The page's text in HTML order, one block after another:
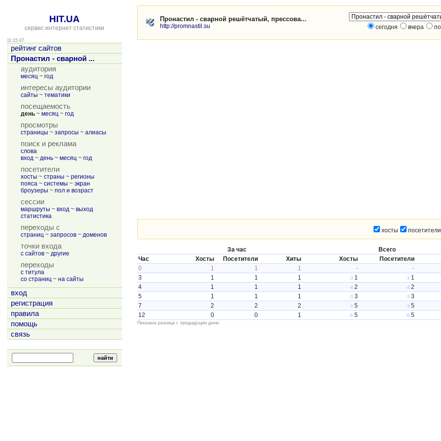
HIT.UA
сервис интернет статистики
11:15:47
рейтинг сайтов
Пронастил - сварной ...
аудитория
месяц ~ год
интересы аудитории
сайты ~ тематики
посещаемость
день ~ месяц ~ год
просмотры
страницы ~ запросы ~ алиасы
поиск и реклама
слова
вход ~ день ~ месяц ~ год
посетители
хосты ~ страны ~ регионы
пояса ~ системы ~ экран
броузеры ~ пол и возраст
сессии
маршруты ~ вход ~ выход
статистика
переходы с
страниц ~ запросов ~ доменов
точки входа
с сайтов ~ другие
переходы
с титула
со страниц ~ на сайты
вход
регистрация
правила
помощь
связь
Пронастил - сварной решётчатый, прессова...
http://promnastil.su сегодня вчера
хосты посетители
За час
Всего
Час
Хосты Посетители Хиты Хосты Посетители
0
1 1 1 - -
3
1 1 1 -3 1 -3 1
4
1 1 1 -4 2 -4 2
5
1 1 1 -3 3 -3 3
7
2 2 2 -3 5 -3 5
12
0 0 1 -6 5 -6 5
Показана разница с предыдущим днем.